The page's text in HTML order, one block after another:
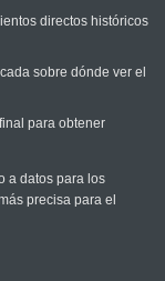
directos históricos
sobre dónde ver el
para obtener
a datos para los
precisa para el